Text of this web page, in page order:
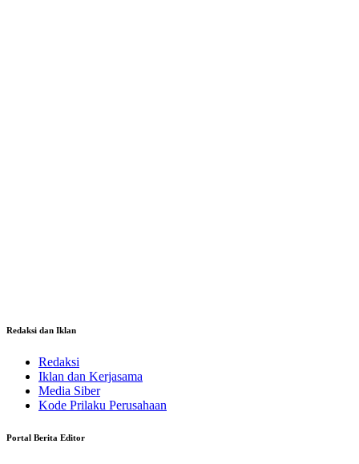
Redaksi dan Iklan
Redaksi
Iklan dan Kerjasama
Media Siber
Kode Prilaku Perusahaan
Portal Berita Editor